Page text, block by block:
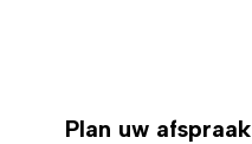
Plan uw afspraak